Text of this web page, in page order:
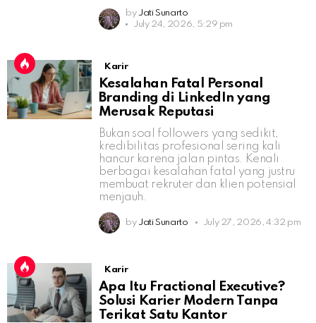
by Jati Sunarto
July 24, 2026, 5:29 pm
Karir
Kesalahan Fatal Personal
Branding di LinkedIn yang
Merusak Reputasi
Bukan soal followers yang sedikit,
kredibilitas profesional sering kali
hancur karena jalan pintas. Kenali
berbagai kesalahan fatal yang justru
membuat rekruter dan klien potensial
menjauh.
by Jati Sunarto July 27, 2026, 4:32 pm
Karir
Apa Itu Fractional Executive?
Solusi Karier Modern Tanpa
Terikat Satu Kantor